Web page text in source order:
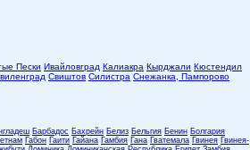
Пески Ивайловград Калиакра Кырджали Кюстендил
Свиштов Силистра Снежанка, Пампорово
Барбадос Бахрейн Белиз Бельгия Бенин Болгария
Габон Гаити Гайана Гамбия Гана Гватемала Гвинея Гвинея-